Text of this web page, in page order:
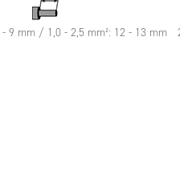
- 9 mm / 1,0 - 2,5 mm²: 12 - 13 mm